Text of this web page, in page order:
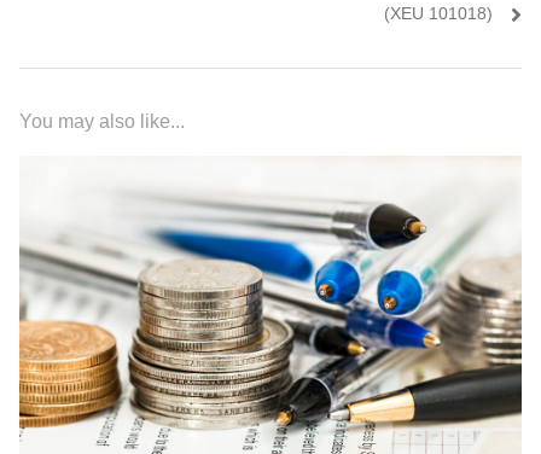
(XEU 101018)
You may also like...